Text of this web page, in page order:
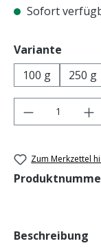
Sofort
Variante
100 g
250 g
Produkt
Zum Merkzettel
Beschreibung